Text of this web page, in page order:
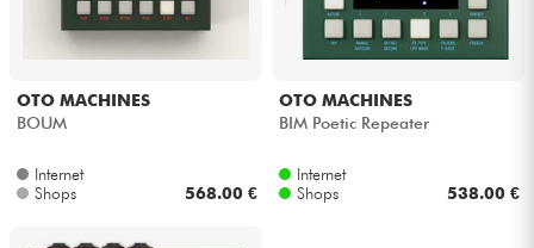
Sehen Sie sich unsere Marken an
OTO MACHINES
BOUM
Internet
Shops
568.00 €
OTO MACHINES
BIM Poetic Repeater
Internet
Shops
538.00 €